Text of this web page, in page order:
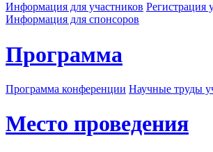
Информация для участников Регистрация
Информация для спонсоров
Программа
Программа конференции Научные труды
Место проведения